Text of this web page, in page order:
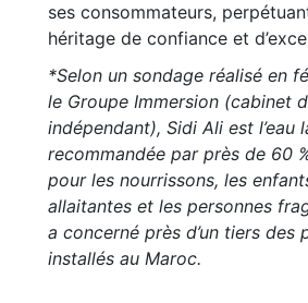
ses consommateurs,
héritage de confiance et
*Selon un sondage réalisé en
le Groupe Immersion (cabinet
indépendant), Sidi Ali est l’eau
recommandée par près de 60
pour les nourrissons, les
allaitantes et les personnes
a concerné près d’un tiers des
installés au Maroc.